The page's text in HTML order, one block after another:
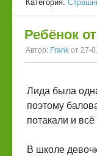
Категория:
Ребёнок
Автор: Frank от 27-
Лида была
поэтому
потакали и
В школе